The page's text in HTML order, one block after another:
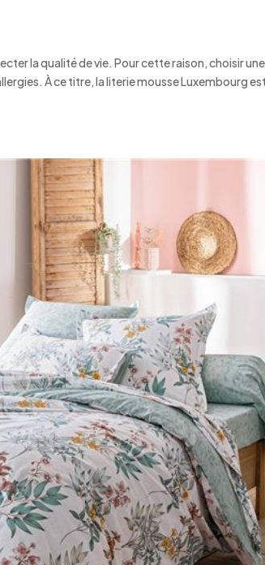
la qualité de vie. Pour cette raison, choisir une
À ce titre, la literie mousse Luxembourg